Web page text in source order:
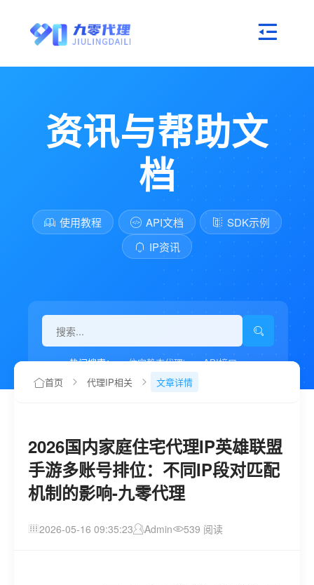
资讯与帮助文
档
使用教程 API文档
SDK示例
IP资讯
热门搜索： 住宅静态代理ip
API接口
代理IP如何设置
首页 代理IP相关 文章详情
2026国内家庭住宅代理IP英雄联盟
手游多账号排位：不同IP段对匹配
机制的影响-九零代理
2026-05-16 09:35:23 Admin 539 阅读